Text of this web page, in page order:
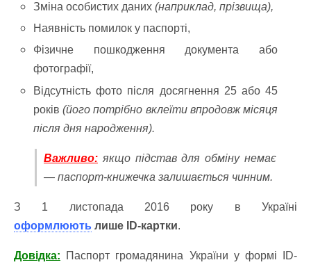
Зміна особистих даних (наприклад, прізвища),
Наявність помилок у паспорті,
Фізичне пошкодження документа або
фотографії,
Відсутність фото після досягнення 25 або 45
років(його потрібно вклеїти впродовж місяця
після дня народження).
Важливо: якщо підстав для обміну немає
— паспорт-книжечка залишається чинним.
З 1 листопада 2016 року в Україні
оформлюють лише ID-картки.
Довідка: Паспорт громадянина України у формі ID-